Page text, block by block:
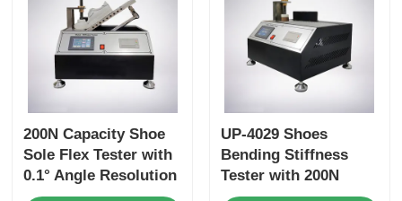
200N Capacity Shoe
Sole Flex Tester with
0.1° Angle Resolution
and Adjustable
UP-4029 Shoes
Bending Stiffness
Tester with 200N
Capacity Adjustable